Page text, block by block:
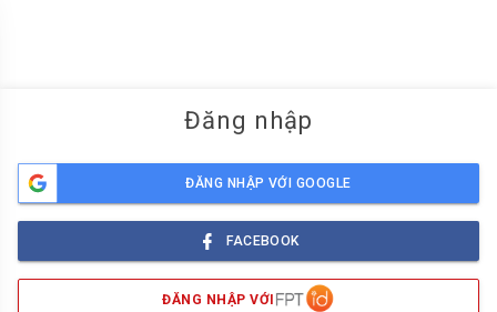
Đăng nhập
ĐĂNG NHẬP VỚI GOOGLE
FACEBOOK
ĐĂNG NHẬP VỚI